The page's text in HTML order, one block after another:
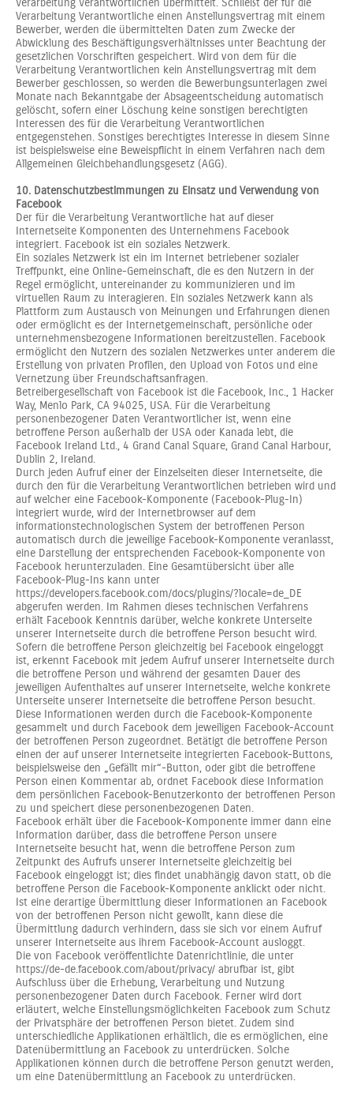
Verarbeitung Verantwortlichen übermittelt. Schließt der für die
Verarbeitung Verantwortliche einen Anstellungsvertrag mit einem
Bewerber, werden die übermittelten Daten zum Zwecke der
Abwicklung des Beschäftigungsverhältnisses unter Beachtung der
gesetzlichen Vorschriften gespeichert. Wird von dem für die
Verarbeitung Verantwortlichen kein Anstellungsvertrag mit dem
Bewerber geschlossen, so werden die Bewerbungsunterlagen zwei
Monate nach Bekanntgabe der Absageentscheidung automatisch
gelöscht, sofern einer Löschung keine sonstigen berechtigten
Interessen des für die Verarbeitung Verantwortlichen
entgegenstehen. Sonstiges berechtigtes Interesse in diesem Sinne
ist beispielsweise eine Beweispflicht in einem Verfahren nach dem
Allgemeinen Gleichbehandlungsgesetz (AGG).
10. Datenschutzbestimmungen zu Einsatz und Verwendung von
Facebook
Der für die Verarbeitung Verantwortliche hat auf dieser
Internetseite Komponenten des Unternehmens Facebook
integriert. Facebook ist ein soziales Netzwerk.
Ein soziales Netzwerk ist ein im Internet betriebener sozialer
Treffpunkt, eine Online-Gemeinschaft, die es den Nutzern in der
Regel ermöglicht, untereinander zu kommunizieren und im
virtuellen Raum zu interagieren. Ein soziales Netzwerk kann als
Plattform zum Austausch von Meinungen und Erfahrungen dienen
oder ermöglicht es der Internetgemeinschaft, persönliche oder
unternehmensbezogene Informationen bereitzustellen. Facebook
ermöglicht den Nutzern des sozialen Netzwerkes unter anderem die
Erstellung von privaten Profilen, den Upload von Fotos und eine
Vernetzung über Freundschaftsanfragen.
Betreibergesellschaft von Facebook ist die Facebook, Inc., 1 Hacker
Way, Menlo Park, CA 94025, USA. Für die Verarbeitung
personenbezogener Daten Verantwortlicher ist, wenn eine
betroffene Person außerhalb der USA oder Kanada lebt, die
Facebook Ireland Ltd., 4 Grand Canal Square, Grand Canal Harbour,
Dublin 2, Ireland.
Durch jeden Aufruf einer der Einzelseiten dieser Internetseite, die
durch den für die Verarbeitung Verantwortlichen betrieben wird und
auf welcher eine Facebook-Komponente (Facebook-Plug-In)
integriert wurde, wird der Internetbrowser auf dem
informationstechnologischen System der betroffenen Person
automatisch durch die jeweilige Facebook-Komponente veranlasst,
eine Darstellung der entsprechenden Facebook-Komponente von
Facebook herunterzuladen. Eine Gesamtübersicht über alle
Facebook-Plug-Ins kann unter
https://developers.facebook.com/docs/plugins/?locale=de_DE
abgerufen werden. Im Rahmen dieses technischen Verfahrens
erhält Facebook Kenntnis darüber, welche konkrete Unterseite
unserer Internetseite durch die betroffene Person besucht wird.
Sofern die betroffene Person gleichzeitig bei Facebook eingeloggt
ist, erkennt Facebook mit jedem Aufruf unserer Internetseite durch
die betroffene Person und während der gesamten Dauer des
jeweiligen Aufenthaltes auf unserer Internetseite, welche konkrete
Unterseite unserer Internetseite die betroffene Person besucht.
Diese Informationen werden durch die Facebook-Komponente
gesammelt und durch Facebook dem jeweiligen Facebook-Account
der betroffenen Person zugeordnet. Betätigt die betroffene Person
einen der auf unserer Internetseite integrierten Facebook-Buttons,
beispielsweise den „Gefällt mir“-Button, oder gibt die betroffene
Person einen Kommentar ab, ordnet Facebook diese Information
dem persönlichen Facebook-Benutzerkonto der betroffenen Person
zu und speichert diese personenbezogenen Daten.
Facebook erhält über die Facebook-Komponente immer dann eine
Information darüber, dass die betroffene Person unsere
Internetseite besucht hat, wenn die betroffene Person zum
Zeitpunkt des Aufrufs unserer Internetseite gleichzeitig bei
Facebook eingeloggt ist; dies findet unabhängig davon statt, ob die
betroffene Person die Facebook-Komponente anklickt oder nicht.
Ist eine derartige Übermittlung dieser Informationen an Facebook
von der betroffenen Person nicht gewollt, kann diese die
Übermittlung dadurch verhindern, dass sie sich vor einem Aufruf
unserer Internetseite aus ihrem Facebook-Account ausloggt.
Die von Facebook veröffentlichte Datenrichtlinie, die unter
https://de-de.facebook.com/about/privacy/ abrufbar ist, gibt
Aufschluss über die Erhebung, Verarbeitung und Nutzung
personenbezogener Daten durch Facebook. Ferner wird dort
erläutert, welche Einstellungsmöglichkeiten Facebook zum Schutz
der Privatsphäre der betroffenen Person bietet. Zudem sind
unterschiedliche Applikationen erhältlich, die es ermöglichen, eine
Datenübermittlung an Facebook zu unterdrücken. Solche
Applikationen können durch die betroffene Person genutzt werden,
um eine Datenübermittlung an Facebook zu unterdrücken.